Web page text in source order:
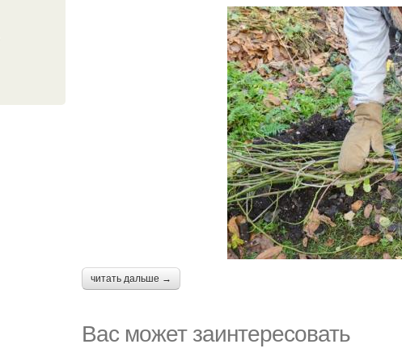
читать дальше →
Вас может заинтересовать